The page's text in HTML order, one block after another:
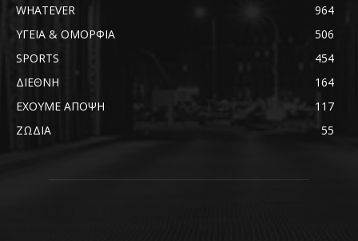
WHATEVER
964
ΥΓΕΙΑ & ΟΜΟΡΦΙΑ
506
SPORTS
454
ΔΙΕΘΝΗ
164
ΕΧΟΥΜΕ ΑΠΟΨΗ
117
ΖΩΔΙΑ
55